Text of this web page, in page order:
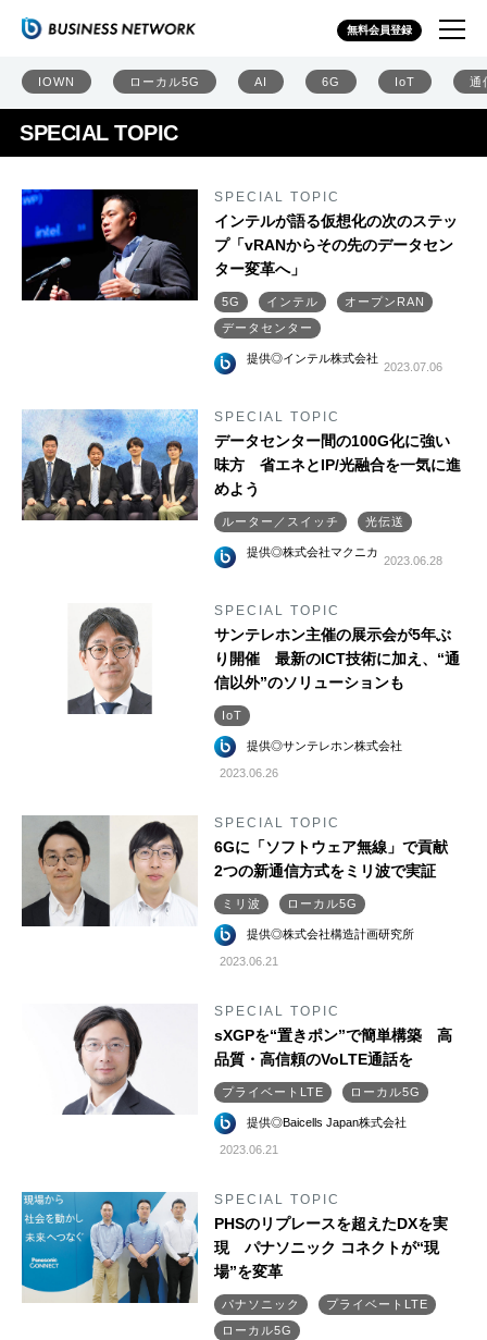
無料会員登録
IOWN ローカル5G AI 6G IoT 通
SPECIAL TOPIC
SPECIAL TOPIC
インテルが語る仮想化の次のステッ
プ「vRANからその先のデータセン
ター変革へ」
5G インテル
オープンRAN
データセンター
提供◎インテル株式会社
2023.07.06
SPECIAL TOPIC
データセンター間の100G化に強い
味方 省エネとIP/光融合を一気に進
めよう
ルーター／スイッチ 光伝送
提供◎株式会社マクニカ
2023.06.28
SPECIAL TOPIC
サンテレホン主催の展示会が5年ぶ
り開催 最新のICT技術に加え、“通
信以外”のソリューションも
IoT
提供◎サンテレホン株式会社
2023.06.26
SPECIAL TOPIC
6Gに「ソフトウェア無線」で貢献
2つの新通信方式をミリ波で実証
ミリ波 ローカル5G
提供◎株式会社構造計画研究所
2023.06.21
SPECIAL TOPIC
sXGPを“置きポン”で簡単構築 高
品質・高信頼のVoLTE通話を
プライベートLTE ローカル5G
提供◎Baicells Japan株式会社
2023.06.21
SPECIAL TOPIC
PHSのリプレースを超えたDXを実
現 パナソニック コネクトが“現
場”を変革
パナソニック
プライベートLTE
ローカル5G